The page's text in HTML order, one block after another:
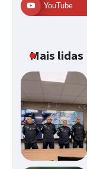
YouTube
Mais lidas